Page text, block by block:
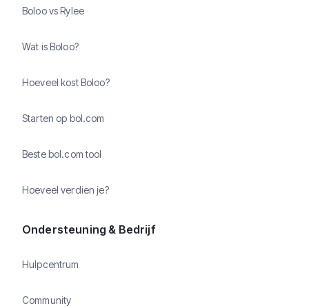
Boloo vs Rylee
Wat is Boloo?
Hoeveel kost Boloo?
Starten op bol.com
Beste bol.com tool
Hoeveel verdien je?
Ondersteuning & Bedrijf
Hulpcentrum
Community